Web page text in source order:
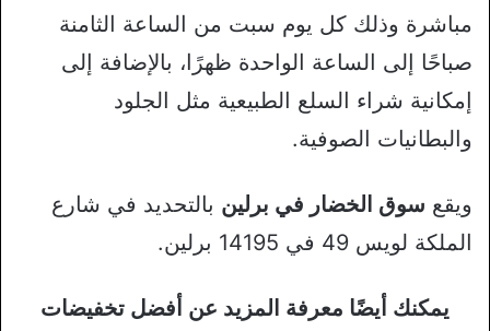
مباشرة وذلك كل يوم سبت من الساعة الثامنة
صباحًا إلى الساعة الواحدة ظهرًا، بالإضافة إلى
إمكانية شراء السلع الطبيعية مثل الجلود
والبطانيات الصوفية.
ويقع سوق الخضار في برلين بالتحديد في شارع
الملكة لويس 49 في 14195 برلين.
يمكنك أيضًا معرفة المزيد عن أفضل تخفيضات